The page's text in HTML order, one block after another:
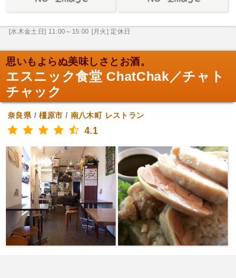
[水木金土日] 11:00～15:00 [月火] 定休日
思いもよらぬ美味しさとお酒。
エスニック食堂 ChatChak／チャト
チャック
奈良県/橿原市 / 南八木町 レストラン
4.1